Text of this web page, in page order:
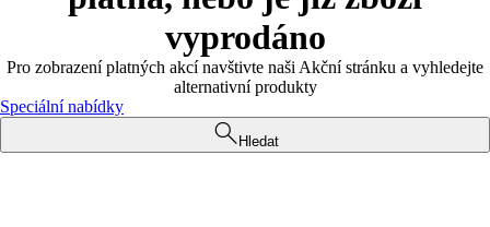
vyprodáno
Pro zobrazení platných akcí navštivte naši Akční stránku a vyhledejte
alternativní produkty
Speciální nabídky
Hledat